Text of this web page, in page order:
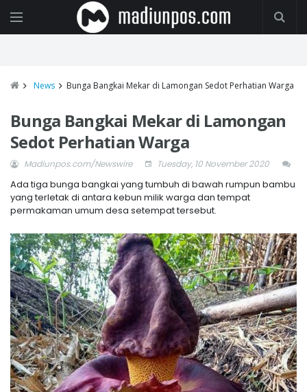
News Bunga Bangkai Mekar di Lamongan Sedot Perhatian Warga
Bunga Bangkai Mekar di Lamongan
Sedot Perhatian Warga
Madiunpos.com/Newswire Tuesday, 10 November 2020
Ada tiga bunga bangkai yang tumbuh di bawah rumpun bambu
yang terletak di antara kebun milik warga dan tempat
permakaman umum desa setempat tersebut.